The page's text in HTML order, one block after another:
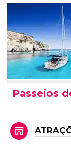
Passeios